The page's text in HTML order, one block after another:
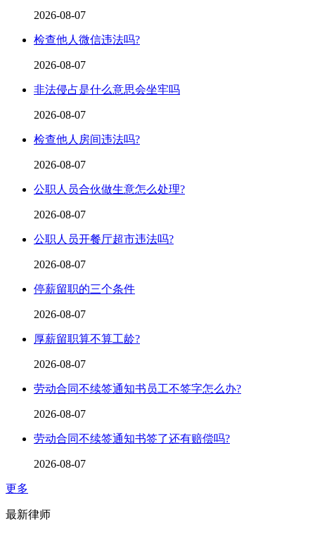
2026-08-07
检查他人微信违法吗?
2026-08-07
非法侵占是什么意思会坐牢吗
2026-08-07
检查他人房间违法吗?
2026-08-07
公职人员合伙做生意怎么处理?
2026-08-07
公职人员开餐厅超市违法吗?
2026-08-07
停薪留职的三个条件
2026-08-07
厚薪留职算不算工龄?
2026-08-07
劳动合同不续签通知书员工不签字怎么办?
2026-08-07
劳动合同不续签通知书签了还有赔偿吗?
2026-08-07
更多
最新律师